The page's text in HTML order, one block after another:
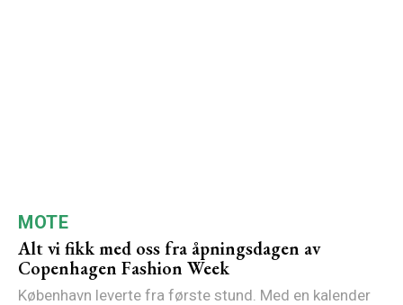
MOTE
Alt vi fikk med oss fra åpningsdagen av
Copenhagen Fashion Week
København leverte fra første stund. Med en kalender